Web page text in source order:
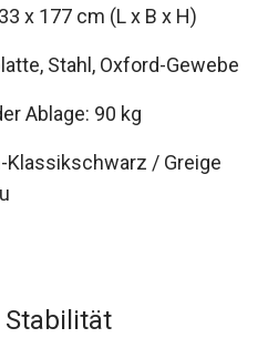
x 177 cm (L x B x H)
Stahl, Oxford-Gewebe
Ablage: 90 kg
Klassikschwarz / Greige
Stabilität